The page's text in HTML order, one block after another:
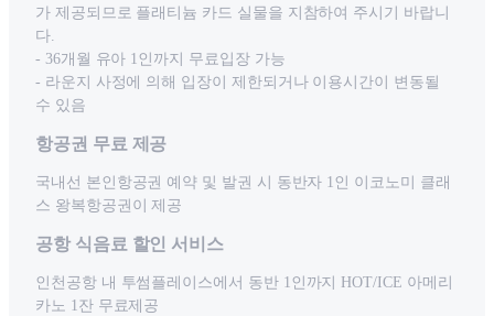
가 제공되므로 플래티늄 카드 실물을 지참하여 주시기 바랍니
다.
- 36개월 유아 1인까지 무료입장 가능
- 라운지 사정에 의해 입장이 제한되거나 이용시간이 변동될
수 있음
항공권 무료 제공
국내선 본인항공권 예약 및 발권 시 동반자 1인 이코노미 클래
스 왕복항공권이 제공
공항 식음료 할인 서비스
인천공항 내 투썸플레이스에서 동반 1인까지 HOT/ICE 아메리
카노 1잔 무료제공